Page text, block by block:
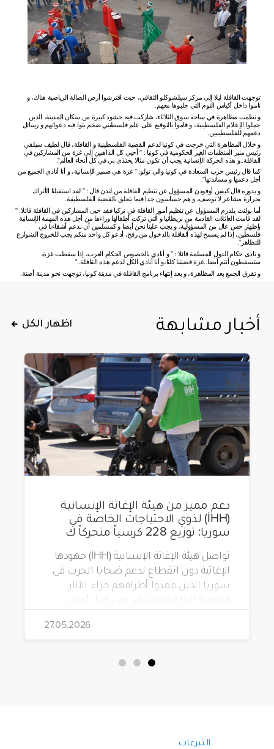
توجهت القافلة ليلا إلى مركز سيلشوكلو الثقافي، حيث افترشوا أرض الصالة الرياضية هناك، و
ناموا داخل أكياس النوم التي جلبوها معهم
و نظمت مظاهرة في ساحة سوق الثلاثاء، شاركت فيه حشود كبيرة من سكان المدينة، الذين
حملوا الإعلام الفلسطينية، و قاموا بالتوقيع على علم فلسطيني ضخم بثوا فيه دعواتهم و رسائل
دعمهم للفلسطينيين
و خلال المظاهرة التي خرجت في كونيا لدعم القضية الفلسطينية و القافلة، قال لطيف سيلفي
رئيس منبر المنظمات الغير الحكومية في كونيا : ''أحيي كل الذاهبين إلى غزة من المشاركين في
القافلة..و هذه الحركة الإنسانية يجب أن تكون مثالا يحتذى بي في كل أنحاء العالم''.
كما قال رئيس حزب السعادة في كونيا والي تولو: ''غزة هي ضمير الإنسانية، و أنا أنادي الجميع من
أجل دعمها و مساندتها''.
و بدوره قال كيفين أوفودن المسؤول عن تنظيم القافلة من لندن قال : '' لقد استقبلنا
الأتراك
بحرارة مشاعر لا توصف، و هم حساسون جدا فيما يتعلق بالقضية الفلسطينية
أما بولنت يلدرم المسؤول عن تنظيم أمور القافلة في تركيا فقد حيى المشاركين في القافلة قائلا: ''
لقد قامت العائلات القادمة من بريطانيا و التي تركت أطفالها وراءها من أجل هذه المهمة الإنسانية
بإظهار حس عال من المسؤولية، و يجب علينا نحن أيضا و كمسلمين أن ندعم أشقاءنا في
فلسطين، إذا لم يسمح لهذه القافلة بالدخول من رفح، أدعو كل واحد منكم يجب للخروج الشوارع
للتظاهر ''.
و نادى حكام الدول المسلمة قائلا : ''و أنادي بالخصوص الحكام العرب، إذا سقطت غزة،
ستسقطون أنتم أيضا ..غزة قضيتنا كلنا،و أنا أنادي الكل لدعم هذه القافلة..''
و تفرق الجمع بعد المظاهرة، و بعد إنتهاء برنامج القافلة في مدينة كونيا، توجهت نحو مدينة أضنة
أخبار مشابهة اظهار الكل
دعم مميز من هيئة الإغاثة الإنسانية
(İHH) لذوي الاحتياجات الخاصة في
سوريا: توزيع 228 كرسياً متحركاً ك
تواصل هيئة الإغاثة الإنسانية (İHH) جهودها
الإغاثية دون انقطاع لدعم ضحايا الحرب في
سوريا الذين فقدوا أطرافهم جراء الآثار
المدمرة للنزاع المستمر. وفي إطار أحدث
مشاريعها، قامت الهيئة بتوزيع 228 كرسياً
متحركاً كهربائياً على أشخاص من ذوي
الاحتياجات الخاصة يعيشون في ظروف
قاسية بمناطق دمشق، وحلب، وحماة،
27.05.2026
التبرعات